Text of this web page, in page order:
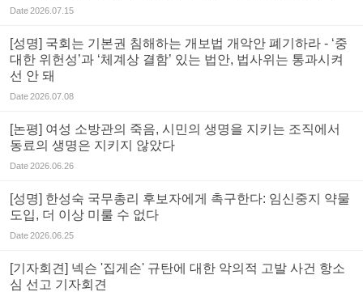
Date2026.07.15
[성명] 국회는 기본권 침해하는 개보법 개악안 폐기하라 - ‘중
대한 위헌성’과 ‘체계상 결함’ 있는 법안, 법사위는 통과시켜
선 안 돼
Date2026.07.08
[논평] 여성 소방관의 죽음, 시민의 생명을 지키는 조직에서
동료의 생명은 지키지 않았다
Date2026.06.26
[성명] 한성숙 국무총리 후보자에게 촉구한다: 임신중지 약물
도입, 더 이상 미룰 수 없다
Date2026.06.25
[기자회견] 넥슨 '집게손' 규탄에 대한 악의적 고발 사건 항소
심 선고 기자회견